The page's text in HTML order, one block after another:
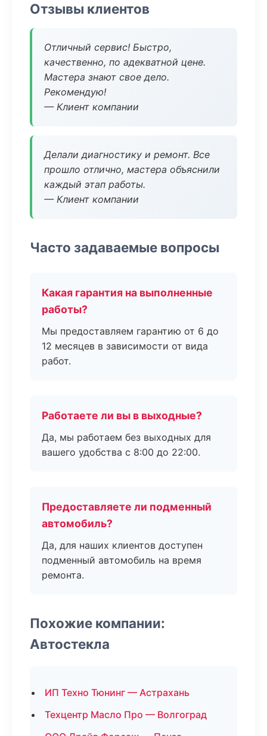
Отзывы клиентов
Отличный сервис! Быстро,
качественно, по адекватной цене.
Мастера знают свое дело.
Рекомендую!
— Клиент компании
Делали диагностику и ремонт. Все
прошло отлично, мастера объяснили
каждый этап работы.
— Клиент компании
Часто задаваемые вопросы
Какая гарантия на выполненные
работы?
Мы предоставляем гарантию от 6 до
12 месяцев в зависимости от вида
работ.
Работаете ли вы в выходные?
Да, мы работаем без выходных для
вашего удобства с 8:00 до 22:00.
Предоставляете ли подменный
автомобиль?
Да, для наших клиентов доступен
подменный автомобиль на время
ремонта.
Похожие компании:
Автостекла
ИП Техно Тюнинг — Астрахань
Техцентр Масло Про — Волгоград